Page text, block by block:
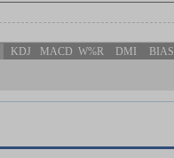
KDJ MACD W%R DMI BIAS